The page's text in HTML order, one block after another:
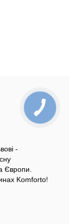
-
Європи.
Komforto!